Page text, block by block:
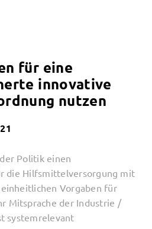
für eine
innovative
nutzen
Politik einen
die Hilfsmittelversorgung mit
Vorgaben für
Mitsprache der Industrie /
systemrelevant